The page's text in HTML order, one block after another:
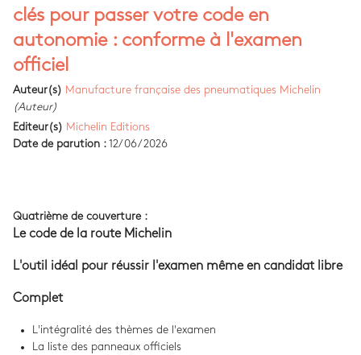
clés pour passer votre code en
autonomie : conforme à l'examen
officiel
Auteur(s) Manufacture française des pneumatiques Michelin
(Auteur)
Editeur(s) Michelin Editions
Date de parution : 12/06/2026
Quatrième de couverture :
Le code de la route Michelin
L'outil idéal pour réussir l'examen même en candidat libre
Complet
L'intégralité des thèmes de l'examen
La liste des panneaux officiels